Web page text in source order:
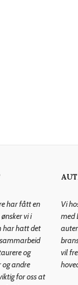
har fått en
vi i
har hatt det
og
og andre
for oss at
Vi
med
vil